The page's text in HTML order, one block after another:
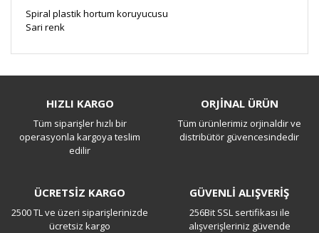
Spiral plastik hortum koruyucusu
Sari renk
Yorum Yaz
HIZLI KARGO
Tüm siparişler hızlı bir
operasyonla kargoya teslim
edilir
ORJİNAL ÜRÜN
Tüm ürünlerimiz orjinaldir ve
distribütör güvencesindedir
ÜCRETSİZ KARGO
2500 TL ve üzeri siparişlerinizde
ücretsiz kargo
GÜVENLİ ALIŞVERİŞ
256Bit SSL sertifikası ile
alışverişleriniz güvende